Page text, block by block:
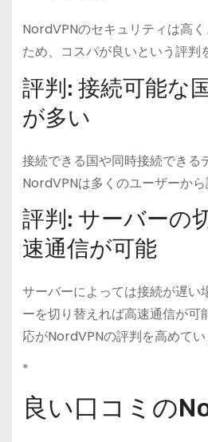
NordVPNのセキュリティは高
ため、コスパが良いという評判
評判: 接続可能な
が多い
接続できる国や同時接続できる
NordVPNは多くのユーザーから
評判: サーバーの
速通信が可能
サーバーによっては接続が遅い
ーを切り替えれば高速通信が可
応がNordVPNの評判を高めてい
*
良い口コミの